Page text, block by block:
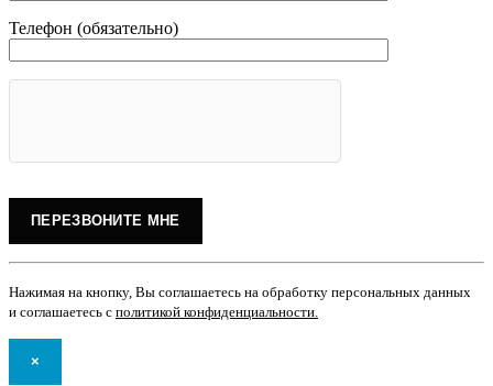
Телефон (обязательно)
Нажимая на кнопку, Вы соглашаетесь на обработку персональных данных
и соглашаетесь с политикой конфиденциальности.
×